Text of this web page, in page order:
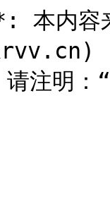
本内
-
请注明